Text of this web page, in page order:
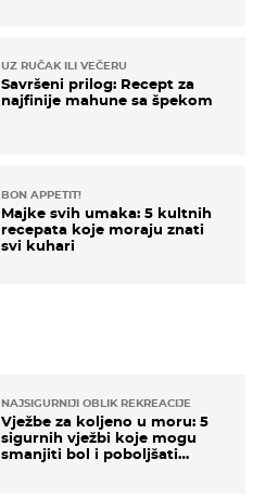
NAJSIGURNIJI OBLIK REKREACIJE
Vježbe za koljeno u moru: 5
sigurnih vježbi koje mogu
smanjiti bol i poboljšati
UZ RUČAK ILI VEČERU
Savršeni prilog: Recept za
najfinije mahune sa špekom
BON APPETIT!
Majke svih umaka: 5 kultnih
recepata koje moraju znati
svi kuhari